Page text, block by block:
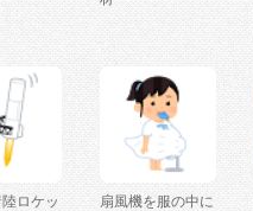
ロケッ
扇風機を服の中に